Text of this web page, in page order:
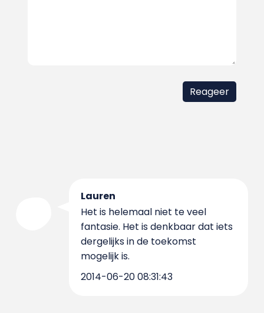
Lauren
Het is helemaal niet te veel
fantasie. Het is denkbaar dat iets
dergelijks in de toekomst
mogelijk is.
2014-06-20 08:31:43